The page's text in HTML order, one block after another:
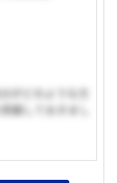
がどのような方
握しておきまし